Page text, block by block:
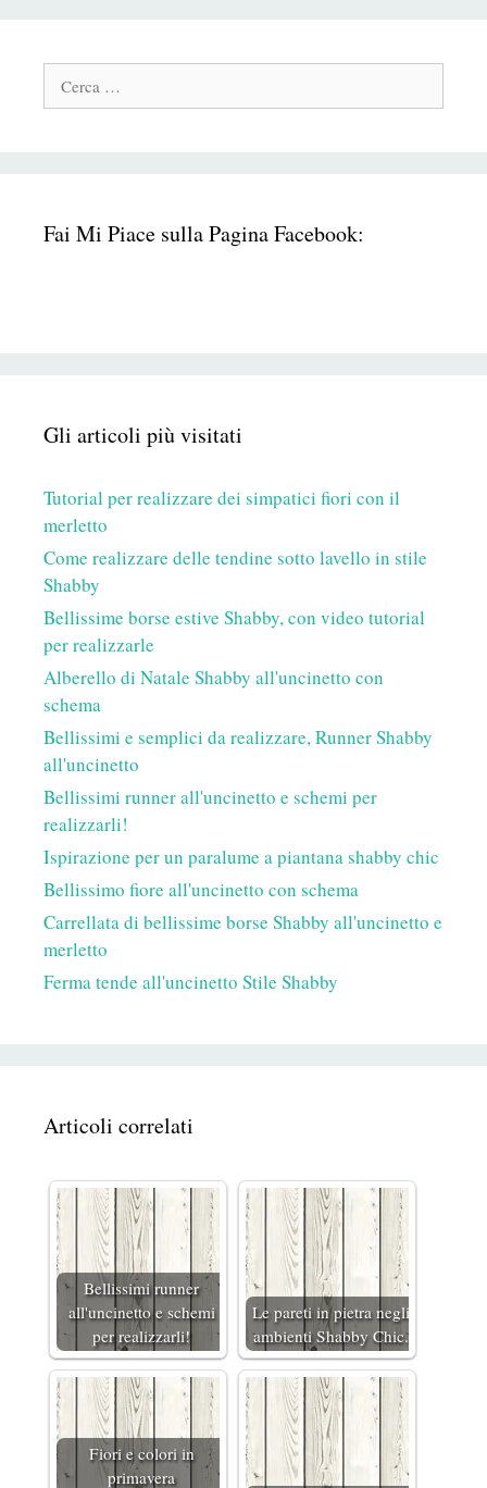
Cerca:
Fai Mi Piace sulla Pagina Facebook:
Gli articoli più visitati
Tutorial per realizzare dei simpatici fiori con il
merletto
Come realizzare delle tendine sotto lavello in stile
Shabby
Bellissime borse estive Shabby, con video tutorial
per realizzarle
Alberello di Natale Shabby all'uncinetto con
schema
Bellissimi e semplici da realizzare, Runner Shabby
all'uncinetto
Bellissimi runner all'uncinetto e schemi per
realizzarli!
Ispirazione per un paralume a piantana shabby chic
Bellissimo fiore all'uncinetto con schema
Carrellata di bellissime borse Shabby all'uncinetto e
merletto
Ferma tende all'uncinetto Stile Shabby
Articoli correlati
Bellissimi runner
all'uncinetto e schemi
per realizzarli!
Le pareti in pietra negli
ambienti Shabby Chic.
Fiori e colori in
primavera